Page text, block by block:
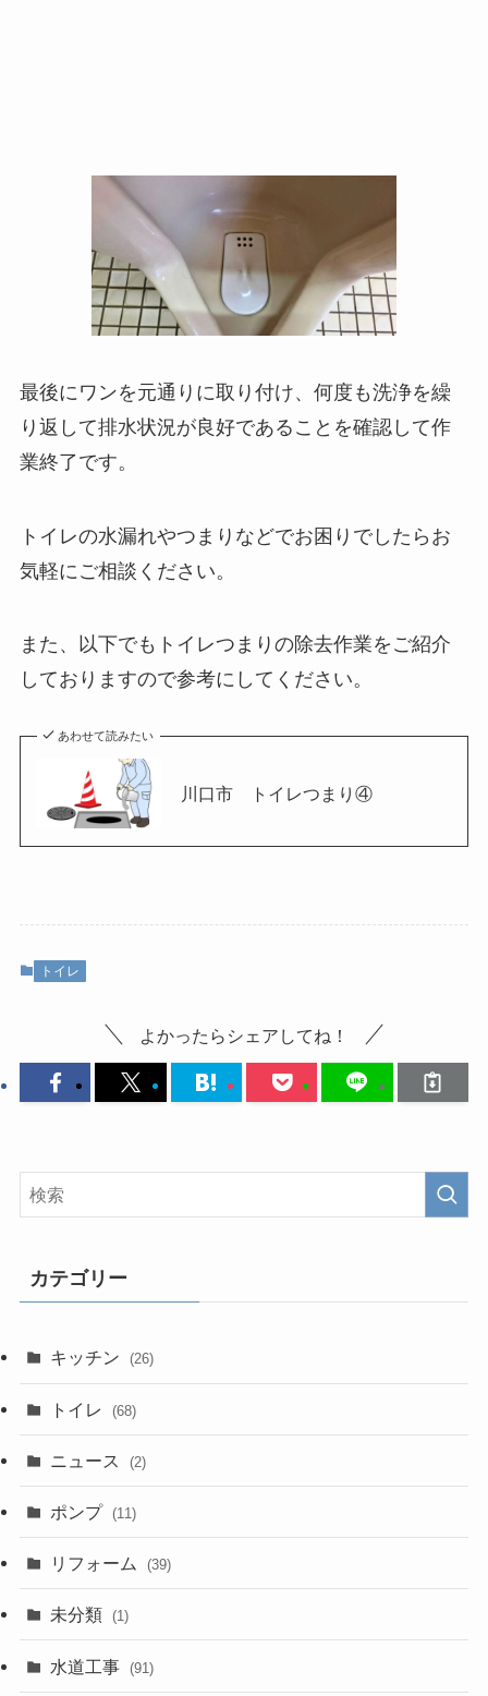
最後にワンを元通りに取り付け、何度も洗浄を繰
り返して排水状況が良好であることを確認して作
業終了です。
トイレの水漏れやつまりなどでお困りでしたらお
気軽にご相談ください。
また、以下でもトイレつまりの除去作業をご紹介
しておりますので参考にしてください。
あわせて読みたい
川口市 トイレつまり④
トイレ
よかったらシェアしてね！
カテゴリー
キッチン (26)
トイレ (68)
ニュース (2)
ポンプ (11)
リフォーム (39)
未分類 (1)
水道工事 (91)